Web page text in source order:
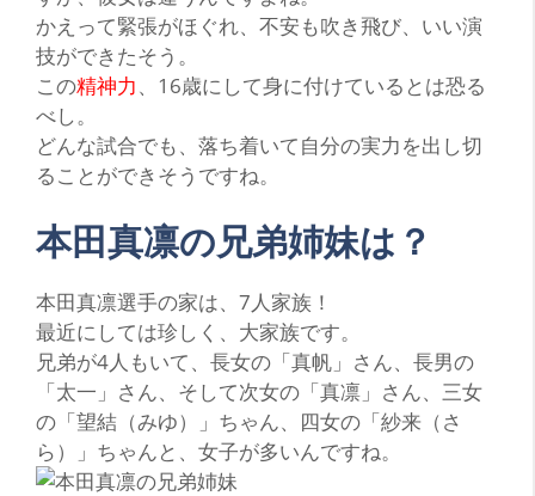
かえって緊張がほぐれ、不安も吹き飛び、いい演
技ができたそう。
この精神力、16歳にして身に付けているとは恐る
べし。
どんな試合でも、落ち着いて自分の実力を出し切
ることができそうですね。
本田真凛の兄弟姉妹は？
本田真凛選手の家は、 7人家族！
最近にしては珍しく、大家族です。
兄弟が4人もいて、長女の 「真帆」 さん、長男の
「太一」 さん、そして次女の 「真凛」 さん、三女
の 「望結（みゆ）」 ちゃん、四女の 「紗来（さ
ら）」 ちゃんと、女子が多いんですね。